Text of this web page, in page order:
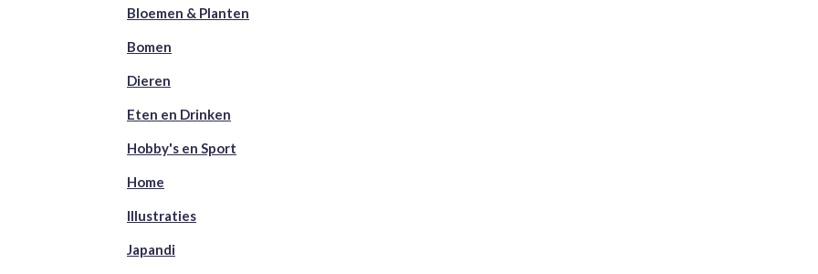
Bloemen & Planten
Bomen
Dieren
Eten en Drinken
Hobby's en Sport
Home
Illustraties
Japandi